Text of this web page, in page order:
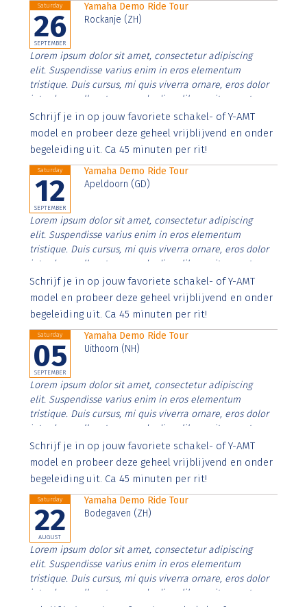
Saturday
26
SEPTEMBER
Yamaha Demo Ride Tour
Rockanje (ZH)
Lorem ipsum dolor sit amet, consectetur adipiscing
elit. Suspendisse varius enim in eros elementum
tristique. Duis cursus, mi quis viverra ornare, eros dolor
interdum nulla, ut commodo diam libero vitae erat.
Aenean faucibus nibh et justo cursus id rutrum lorem
imperdiet. Nunc ut sem vitae risus tristique posuere.
Schrijf je in op jouw favoriete schakel- of Y-AMT
model en probeer deze geheel vrijblijvend en onder
begeleiding uit. Ca 45 minuten per rit!
Saturday
12
SEPTEMBER
Yamaha Demo Ride Tour
Apeldoorn (GD)
Lorem ipsum dolor sit amet, consectetur adipiscing
elit. Suspendisse varius enim in eros elementum
tristique. Duis cursus, mi quis viverra ornare, eros dolor
interdum nulla, ut commodo diam libero vitae erat.
Aenean faucibus nibh et justo cursus id rutrum lorem
imperdiet. Nunc ut sem vitae risus tristique posuere.
Schrijf je in op jouw favoriete schakel- of Y-AMT
model en probeer deze geheel vrijblijvend en onder
begeleiding uit. Ca 45 minuten per rit!
Saturday
05
SEPTEMBER
Yamaha Demo Ride Tour
Uithoorn (NH)
Lorem ipsum dolor sit amet, consectetur adipiscing
elit. Suspendisse varius enim in eros elementum
tristique. Duis cursus, mi quis viverra ornare, eros dolor
interdum nulla, ut commodo diam libero vitae erat.
Aenean faucibus nibh et justo cursus id rutrum lorem
imperdiet. Nunc ut sem vitae risus tristique posuere.
Schrijf je in op jouw favoriete schakel- of Y-AMT
model en probeer deze geheel vrijblijvend en onder
begeleiding uit. Ca 45 minuten per rit!
Saturday
22
AUGUST
Yamaha Demo Ride Tour
Bodegaven (ZH)
Lorem ipsum dolor sit amet, consectetur adipiscing
elit. Suspendisse varius enim in eros elementum
tristique. Duis cursus, mi quis viverra ornare, eros dolor
interdum nulla, ut commodo diam libero vitae erat.